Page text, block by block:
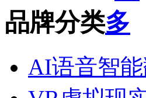
品牌分类
AI语音智